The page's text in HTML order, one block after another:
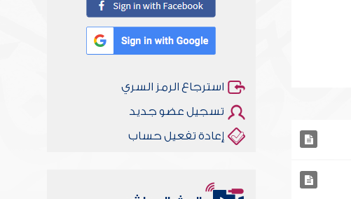
استرجاع الرمز السري
تسجيل عضو جديد
إعادة تفعيل حساب